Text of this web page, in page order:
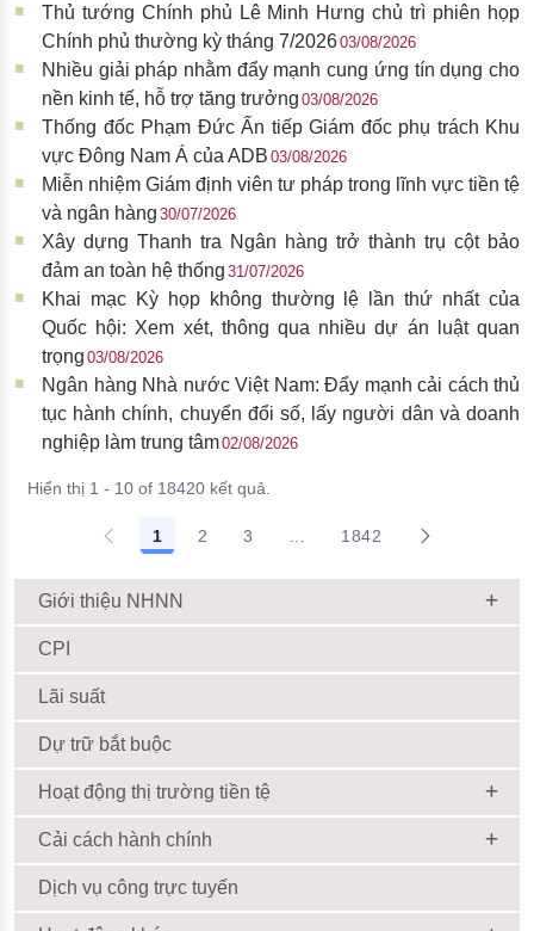
Thủ tướng Chính phủ Lê Minh Hưng chủ trì phiên họp
Chính phủ thường kỳ tháng 7/202603/08/2026
Nhiều giải pháp nhằm đẩy mạnh cung ứng tín dụng cho
nền kinh tế, hỗ trợ tăng trưởng 03/08/2026
Thống đốc Phạm Đức Ấn tiếp Giám đốc phụ trách Khu
vực Đông Nam Á của ADB 03/08/2026
Miễn nhiệm Giám định viên tư pháp trong lĩnh vực tiền tệ
và ngân hàng 30/07/2026
Xây dựng Thanh tra Ngân hàng trở thành trụ cột bảo
đảm an toàn hệ thống 31/07/2026
Khai mạc Kỳ họp không thường lệ lần thứ nhất của
Quốc hội: Xem xét, thông qua nhiều dự án luật quan
trọng 03/08/2026
Ngân hàng Nhà nước Việt Nam: Đẩy mạnh cải cách thủ
tục hành chính, chuyển đổi số, lấy người dân và doanh
nghiệp làm trung tâm02/08/2026
Hiển thị 1 - 10 of 18420 kết quả.
1 2 3 1842
Giới thiệu NHNN
CPI
Lãi suất
Dự trữ bắt buộc
Hoạt động thị trường tiền tệ
Cải cách hành chính
Dịch vụ công trực tuyến